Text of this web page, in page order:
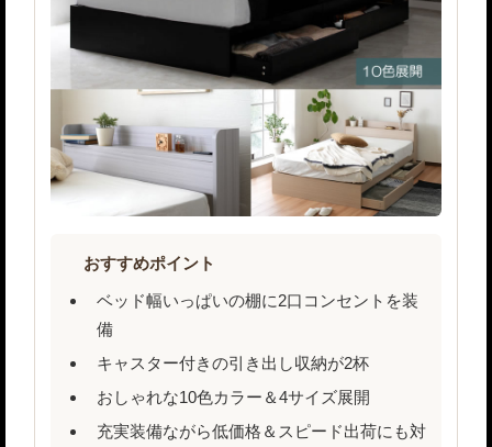
おすすめポイント
ベッド幅いっぱいの棚に2口コンセントを装
備
キャスター付きの引き出し収納が2杯
おしゃれな10色カラー＆4サイズ展開
充実装備ながら低価格＆スピード出荷にも対